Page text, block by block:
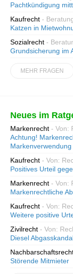
Pachtkündigung
Kaufrecht -
Katzen in
Sozialrecht -
Grundsicherung im
MEHR FRAGEN
Neues im
Markenrecht - Von:
Achtung!
Markenverwendung
Kaufrecht - Von:
Positives Urteil
Markenrecht - Von:
Markenrechtliche
Kaufrecht - Von:
Weitere positive
Zivilrecht - Von:
Diesel
Störende Mitmieter